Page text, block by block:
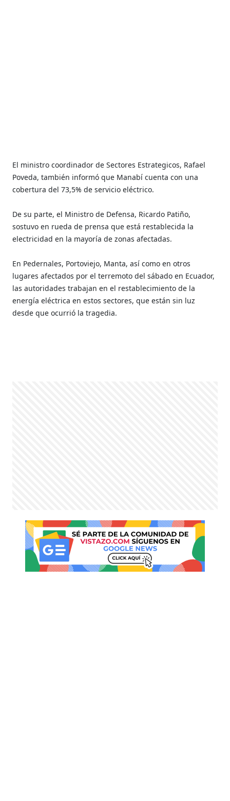
El ministro coordinador de Sectores Estrategicos, Rafael
Poveda, también informó que Manabí cuenta con una
cobertura del 73,5% de servicio eléctrico.
De su parte,el Ministro de Defensa, Ricardo Patiño,
sostuvo en rueda de prensa que está restablecida la
electricidad en la mayoría de zonas afectadas.
En Pedernales, Portoviejo, Manta, así como en otros
lugares afectados por el terremoto del sábado en Ecuador,
las autoridades trabajan en el restablecimiento de la
energía eléctrica en estos sectores, que están sin luz
desde que ocurrió la tragedia.